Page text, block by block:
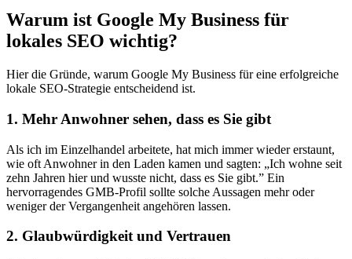
Warum ist Google My Business für
lokales SEO wichtig?
Hier die Gründe, warum Google My Business für eine erfolgreiche
lokale SEO-Strategie entscheidend ist.
1. Mehr Anwohner sehen, dass es Sie gibt
Als ich im Einzelhandel arbeitete, hat mich immer wieder erstaunt,
wie oft Anwohner in den Laden kamen und sagten: „Ich wohne seit
zehn Jahren hier und wusste nicht, dass es Sie gibt.” Ein
hervorragendes GMB-Profil sollte solche Aussagen mehr oder
weniger der Vergangenheit angehören lassen.
2. Glaubwürdigkeit und Vertrauen